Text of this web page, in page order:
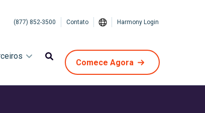
(877) 852-3500 Contato Harmony Login
Comece Agora